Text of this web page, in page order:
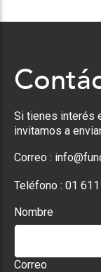
Si tienes interés
invitamos a
Correo :
Teléfono : 01
Nombre
Correo